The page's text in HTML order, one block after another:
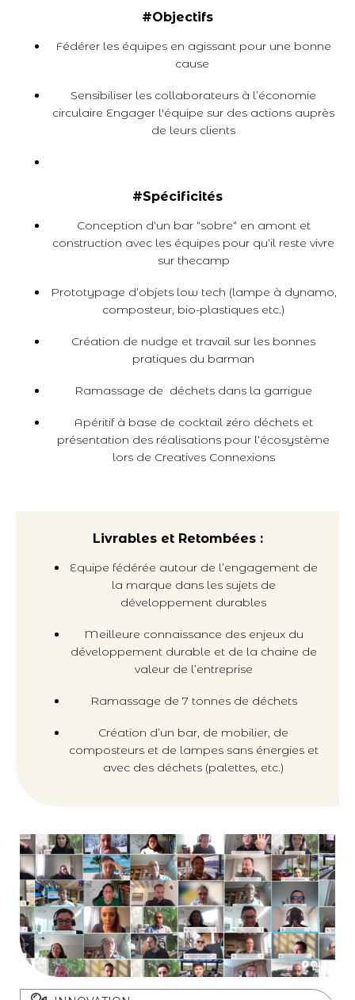
#Objectifs
Fédérer les équipes en agissant pour une bonne
cause
Sensibiliser les collaborateurs à l’économie
circulaire Engager l'équipe sur des actions auprès
de leurs clients
#Spécificités
Conception d‘un bar “sobre“ en amont et
construction avec les équipes pour qu‘il reste vivre
sur thecamp
Prototypage d‘objets low tech (lampe à dynamo,
composteur, bio-plastiques etc.)
Création de nudge et travail sur les bonnes
pratiques du barman
Ramassage de déchets dans la garrigue
Apéritif à base de cocktail zéro déchets et
présentation des réalisations pour l‘écosystème
lors de Creatives Connexions
Livrables et Retombées :
Equipe fédérée autour de l’engagement de
la marque dans les sujets de
développement durables
Meilleure connaissance des enjeux du
développement durable et de la chaine de
valeur de l’entreprise
Ramassage de 7 tonnes de déchets
Création d’un bar, de mobilier, de
composteurs et de lampes sans énergies et
avec des déchets (palettes, etc.)